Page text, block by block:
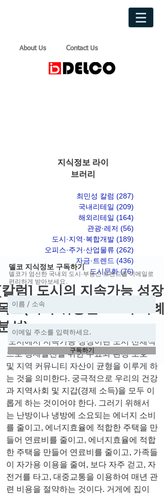
About Us Contact Us
지식정보 라이
브러리
최민성 칼럼 (287)
국내리테일 (209)
해외리테일 (164)
관광·레저 (56)
도시·지역·복합개발 (189)
오피스·주거·산업물류 (262)
자금·트렌드 (436)
도시문화 (76)게시물 76
럼] 도시의 지속가능 성장
표(미국 워싱턴 DC의 사례
석)
으로 경제발전을 위한 수요와 환경 보호
및 지역 커뮤니티 자산이 균형을 이루게 하
는 것을 의미한다. 궁극적으로 우리의 건강
과 지역사회 및 지갑(경제 소득)을 모두 이
롭게 하는 것이어야 한다. 그러기 위해서
는 난방이나 냉방에 소요되는 에너지 소비
를 줄이고, 에너지효율에 적합한 주택을 만
들어 연료비를 줄이고, 에너지효율에 적합
한 주택을 만들어 연료비를 줄이고, 가족들
이 자가용 이용을 줄여, 보다 자주 걷고, 자
전거를 타고, 대중교통을 이용하여 매년 관
련 비용을 절약하는 것이다. 거게에 집이
델코 지식정보 구독하기
델코가 엄선한 국내외 도시·부동산 트렌드를 이메일로
편리하게 받아보세요.
구독하기